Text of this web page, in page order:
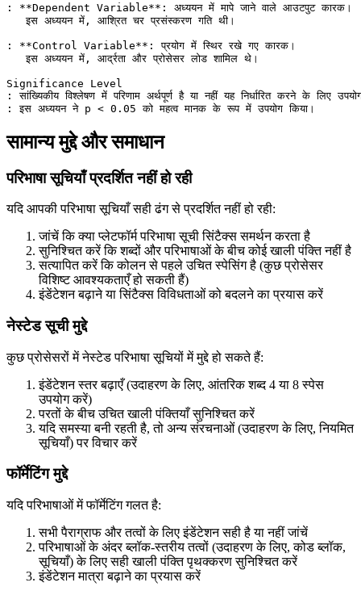
: **Dependent Variable** : अध्ययन में मापे जाने वाले आउटपुट कारक।
   इस अध्ययन में, आश्रित चर प्रसंस्करण गति थी।
: **Control Variable** : प्रयोग में स्थिर रखे गए कारक।
   इस अध्ययन में, आर्द्रता और प्रोसेसर लोड शामिल थे।
Significance Level
: सांख्यिकीय विश्लेषण में परिणाम अर्थपूर्ण है या नहीं यह निर्धारित करने के लिए
: इस अध्ययन ने p < 0.05 को महत्व मानक के रूप में उपयोग किया।
सामान्य मुद्दे और समाधान
परिभाषा सूचियाँ प्रदर्शित नहीं हो रही
यदि आपकी परिभाषा सूचियाँ सही ढंग से प्रदर्शित नहीं हो रही:
जांचें कि क्या प्लेटफॉर्म परिभाषा सूची सिंटैक्स समर्थन करता है
सुनिश्चित करें कि शब्दों और परिभाषाओं के बीच कोई खाली पंक्ति नहीं है
सत्यापित करें कि कोलन से पहले उचित स्पेसिंग है (कुछ प्रोसेसर
विशिष्ट आवश्यकताएँ हो सकती हैं)
इंडेंटेशन बढ़ाने या सिंटैक्स विविधताओं को बदलने का प्रयास करें
नेस्टेड सूची मुद्दे
कुछ प्रोसेसरों में नेस्टेड परिभाषा सूचियों में मुद्दे हो सकते हैं:
इंडेंटेशन स्तर बढ़ाएँ (उदाहरण के लिए, आंतरिक शब्द 4 या 8 स्पेस
उपयोग करें)
परतों के बीच उचित खाली पंक्तियाँ सुनिश्चित करें
यदि समस्या बनी रहती है, तो अन्य संरचनाओं (उदाहरण के लिए, नियमित
सूचियाँ) पर विचार करें
फॉर्मेटिंग मुद्दे
यदि परिभाषाओं में फॉर्मेटिंग गलत है:
सभी पैराग्राफ और तत्वों के लिए इंडेंटेशन सही है या नहीं जांचें
परिभाषाओं के अंदर ब्लॉक-स्तरीय तत्वों (उदाहरण के लिए, कोड ब्लॉक,
सूचियाँ) के लिए सही खाली पंक्ति पृथक्करण सुनिश्चित करें
इंडेंटेशन मात्रा बढ़ाने का प्रयास करें